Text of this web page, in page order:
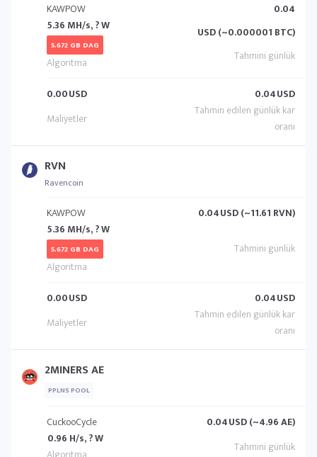
KAWPOW
5.36 MH/s, ? W
5.672 GB DAG
0.04
USD (~0.000001 BTC)
0.00USD 0.04USD
RVN
Ravencoin
KAWPOW
5.36 MH/s, ? W
5.672 GB DAG
0.04USD (~11.61 RVN)
0.00USD 0.04USD
2MINERS AE
PPLNS POOL
CuckooCycle
0.96 H/s, ? W
0.04USD (~4.96 AE)